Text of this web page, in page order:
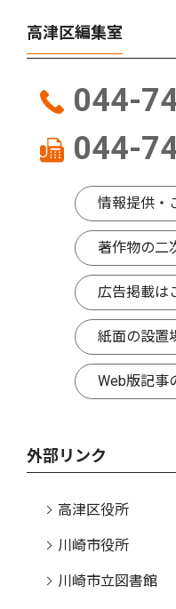
高津区編集室
044-
044-
情報提供・
著作物の二
広告掲載は
紙面の設置
Web版記事
外部リンク
高津区役所
川崎市役所
川崎市立図書館